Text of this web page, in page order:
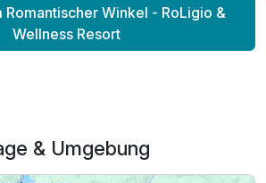
Romantischer Winkel - RoLigio &
Wellness Resort
& Umgebung